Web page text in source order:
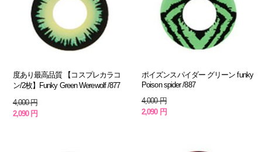
度あり最高品質 【コスプレカラコ
ン/2枚】Funky Green Werewolf /877
4,000 円
2,090 円
ポイズンスパイダー グリーン funky
Poison spider /887
4,000 円
2,090 円